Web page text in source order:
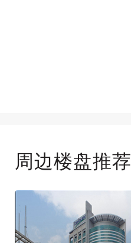
周边楼盘推荐